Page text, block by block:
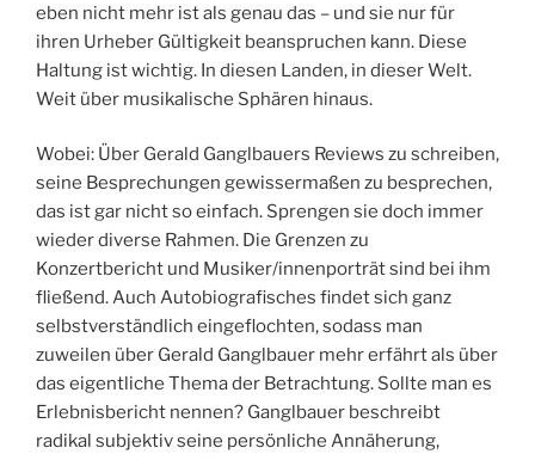
eben nicht mehr ist als genau das – und sie nur für
ihren Urheber Gültigkeit beanspruchen kann. Diese
Haltung ist wichtig. In diesen Landen, in dieser Welt.
Weit über musikalische Sphären hinaus.
Wobei: Über Gerald Ganglbauers Reviews zu schreiben,
seine Besprechungen gewissermaßen zu besprechen,
das ist gar nicht so einfach. Sprengen sie doch immer
wieder diverse Rahmen. Die Grenzen zu
Konzertbericht und Musiker/innenporträt sind bei ihm
fließend. Auch Autobiografisches findet sich ganz
selbstverständlich eingeflochten, sodass man
zuweilen über Gerald Ganglbauer mehr erfährt als über
das eigentliche Thema der Betrachtung. Sollte man es
Erlebnisbericht nennen? Ganglbauer beschreibt
radikal subjektiv seine persönliche Annäherung,